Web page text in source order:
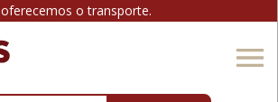
oferecemos o transporte.